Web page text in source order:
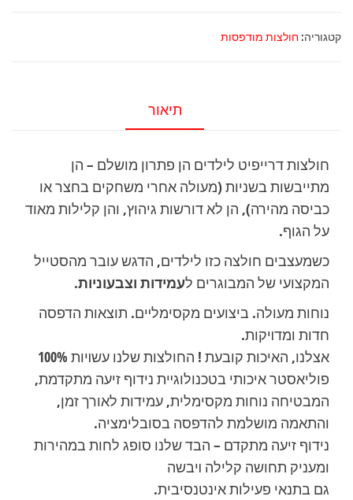
דרייפטקטגוריה:חולצות מודפסות
תיאור
חולצות דרייפיט לילדים הן פתרון מושלם – הן
מתייבשות בשניות (מעולה אחרי משחקים בחצר או
כביסה מהירה), הן לא דורשות גיהוץ, והן קלילות מאוד
על הגוף.
כשמעצבים חולצה כזו לילדים, הדגש עובר מהסטייל
המקצועי של המבוגרים לעמידות וצבעוניות.
נוחות מעולה. ביצועים מקסימלײם. תוצאות הדפסה
חדות ומדױקות.
אצלנו, האיכות קובעת ! החולצות שלנו עשױות 100%
פוליאסטר איכותי בטכנולוגײת נידוף זיעה מתקדמת,
המבטיחה נוחות מקסימלית, עמידות לאורך זמן,
והתאמה מושלמת להדפסה בסובלימציה.
נידוף זיעה מתקדם – הבד שלנו סופג לחות במהירות
ומעניק תחושה קלילה ױבשה
גם בתנאי פעילות אינטנסיבית.